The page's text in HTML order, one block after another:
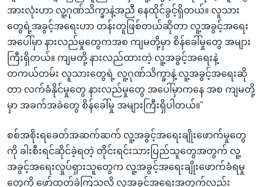
အားလုံးဟာ လူ့ဂုဏ်သိက္ခာနဲ့အညီ နေထိုင်ခွင့်ရှိတယ်။ လူသား
တွေရဲ့အခွင့်အရေးဟာ တန်းတူဖြစ်တယ်ဆိုတာ လူ့အခွင့်အရေး
အပေါ်မှာ နားလည်မှုတွေကအစ ကျမတို့မှာ စိန်ခေါ်မှုတွေ အများ
ကြီးရှိတယ်။ ကျမတို့ နားလည်ထားတဲ့ လူ့အခွင့်အရေးနဲ့
တကယ်တမ်း လူသားတွေရဲ့ လူ့ဂုဏ်သိက္ခာနဲ့ လူ့အခွင့်အရေးဆို
တာ လက်ခံနိုင်မှုတွေ နားလည်မှုတွေ အပေါ်မှာကနေ အစ ကျမတို့
မှာ အခက်အခဲတွေ စိန်ခေါ်မှု အများကြီးရှိပါတယ်။"
စစ်အစိုးရခေတ်အဆက်ဆက် လူ့အခွင့်အရေးချိုးဖောက်မှုတွေ
ကို ခါးစီးရင်ဆိုင်ခဲ့ရတဲ့ တိုင်းရင်းသားပြည်သူတွေအတွက် လူ့
အခွင့်အရေးလှုပ်ရှားသူတွေက လူ့အခွင့်အရေးချိုးဖောက်ခံရမှု
တွေကို ဖော်ထုတ်ခဲ့ကြသလို လူ့အခွင့်အရေးအတွက်လည်း